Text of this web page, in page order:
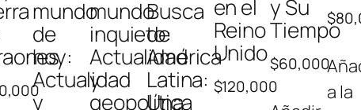
mundo
de
hoy:
Actualidad
y
mundo
inquieto:
Actualidad
y
geopolítica
Busca
de
América
Latina:
Una
en el
Reino
Unido
$120,000
y Su
Tiempo
$60,000
$
a la